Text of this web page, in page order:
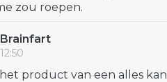
zou roepen.
Brainfart
12:50
het product van een alles kan